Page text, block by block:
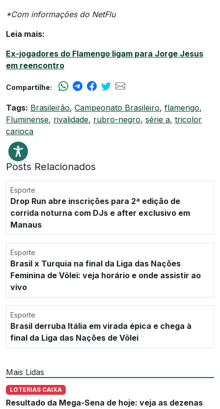
*Com informações do NetFlu
Leia mais:
Ex-jogadores do Flamengo ligam para Jorge Jesus
em reencontro
Compartilhe:
Tags: Brasileirão, Campeonato Brasileiro, flamengo,
Fluminense, rivalidade, rubro-negro, série a, tricolor
carioca
Posts Relacionados
Esporte
Drop Run abre inscrições para 2ª edição de
corrida noturna com DJs e after exclusivo em
Manaus
Esporte
Brasil x Turquia na final da Liga das Nações
Feminina de Vôlei: veja horário e onde assistir ao
vivo
Esporte
Brasil derruba Itália em virada épica e chega à
final da Liga das Nações de Vôlei
Mais Lidas
LOTERIAS CAIXA
Resultado da Mega-Sena de hoje: veja as dezenas